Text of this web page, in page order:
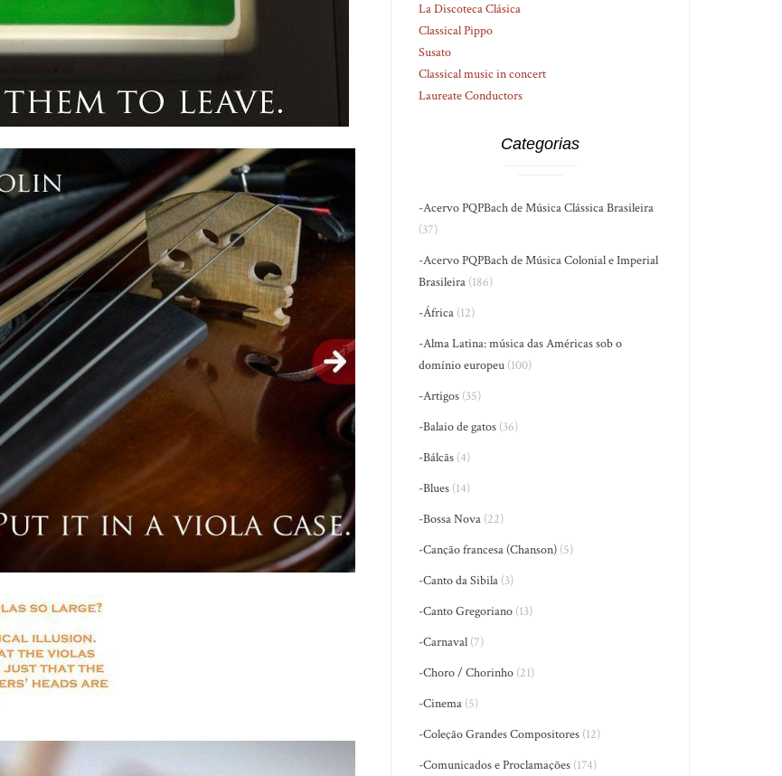
La Discoteca Clásica
Classical Pippo
Susato
Classical music in concert
Laureate Conductors
Categorias
-Acervo PQPBach de Música Clássica Brasileira
(37)
-Acervo PQPBach de Música Colonial e Imperial
Brasileira (186)
-África (12)
-Alma Latina: música das Américas sob o
domínio europeu (100)
-Artigos (35)
-Balaio de gatos (36)
-Bálcãs (4)
-Blues (14)
-Bossa Nova (22)
-Canção francesa (Chanson) (5)
-Canto da Sibila (3)
-Canto Gregoriano (13)
-Carnaval (7)
-Choro / Chorinho (21)
-Cinema (5)
-Coleção Grandes Compositores (12)
-Comunicados e Proclamações (174)